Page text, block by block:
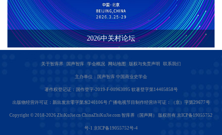
2026中关村论坛
关于智库界 国声智库 学会概况 网站地图 版权与免责声明 联系我们
主办单位：国声智库 中国商业史学会
著作权登记证：国作登字-2019-F-00963095 软著登字第14405858号
出版物经营许可证：新出发京零字第东240106号 广播电视节目制作经营许可证：（京）字第29677号
Copyright © 2018-2026 ZhiKuJie.cn ChinaZhiKuJie.com 智库界（国声网） 版权所有 京ICP备19055752
号-1 京ICP备19055752号-4